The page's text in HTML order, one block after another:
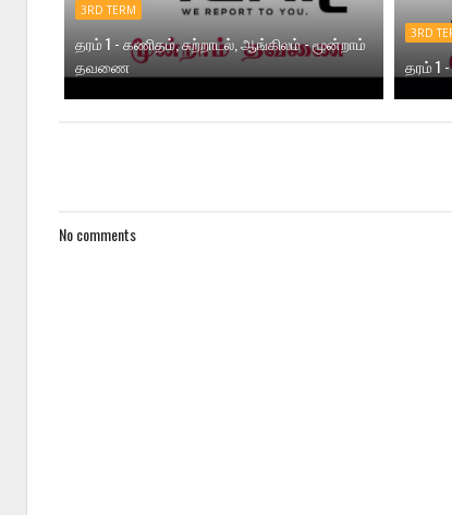
3RD TERM
தரம் 1 - கணிதம், சுற்றாடல், ஆங்கிலம் - மூன்றாம்
தவணை
3RD
தரம்
No comments